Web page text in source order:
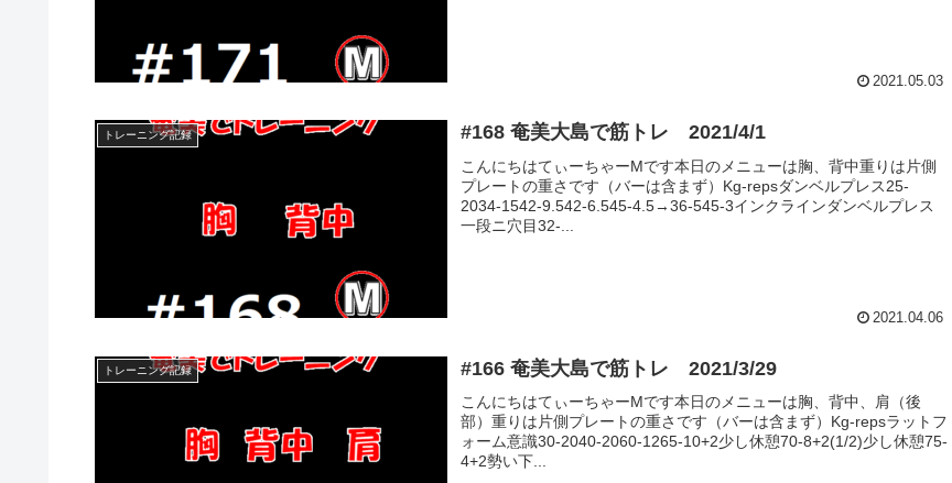
2021.05.03
トレーニング記録 #168 奄美大島で筋トレ 2021/4/1
こんにちはてぃーちゃーMです本日のメニューは胸、背中重りは片側
プレートの重さです（バーは含まず）Kg-repsダンベルプレス25-
2034-1542-9.542-6.545-4.5→36-545-3インクラインダンベルプレス
一段ニ穴目32-...
2021.04.06
トレーニング記録 #166 奄美大島で筋トレ 2021/3/29
こんにちはてぃーちゃーMです本日のメニューは胸、背中、肩（後
部）重りは片側プレートの重さです（バーは含まず）Kg-repsラットフ
ォーム意識30-2040-2060-1265-10+2少し休憩70-8+2(1/2)少し休憩75-
4+2勢い下...